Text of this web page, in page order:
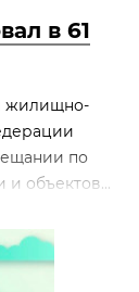
в 61
жилищно-
по
и объектов...